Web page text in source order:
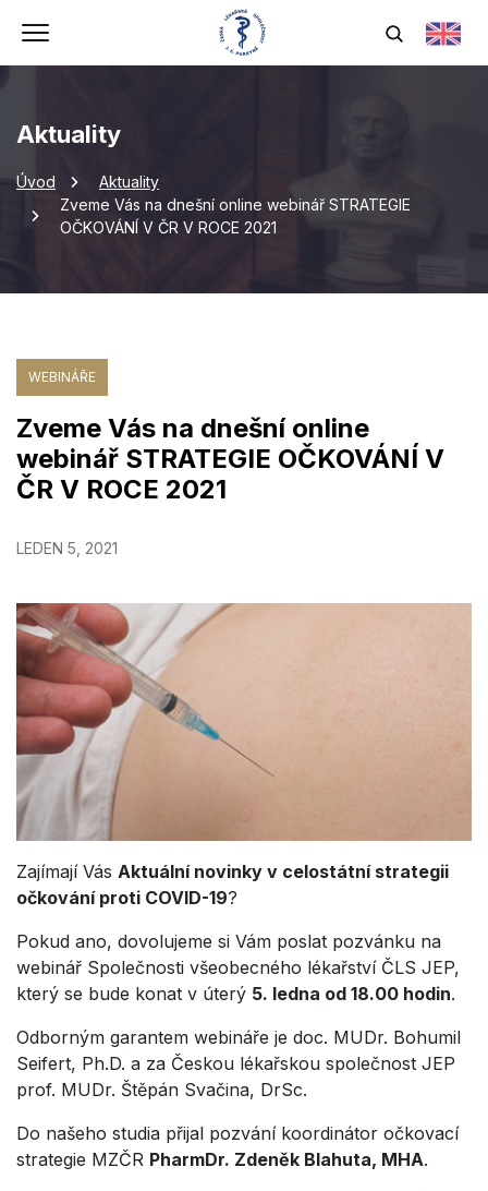
Aktuality
Úvod
Aktuality
Zveme Vás na dnešní online webinář STRATEGIE
OČKOVÁNÍ V ČR V ROCE 2021
WEBINÁŘE
Zveme Vás na dnešní online
webinář STRATEGIE OČKOVÁNÍ V
ČR V ROCE 2021
LEDEN 5, 2021
Zajímají Vás Aktuální novinky v celostátní strategii
očkování proti COVID-19?
Pokud ano, dovolujeme si Vám poslat pozvánku na
webinář Společnosti všeobecného lékařství ČLS JEP,
který se bude konat v úterý 5. ledna od 18.00 hodin.
Odborným garantem webináře je doc. MUDr. Bohumil
Seifert, Ph.D. a za Českou lékařskou společnost JEP
prof. MUDr. Štěpán Svačina, DrSc.
Do našeho studia přijal pozvání koordinátor očkovací
strategie MZČR PharmDr. Zdeněk Blahuta, MHA.